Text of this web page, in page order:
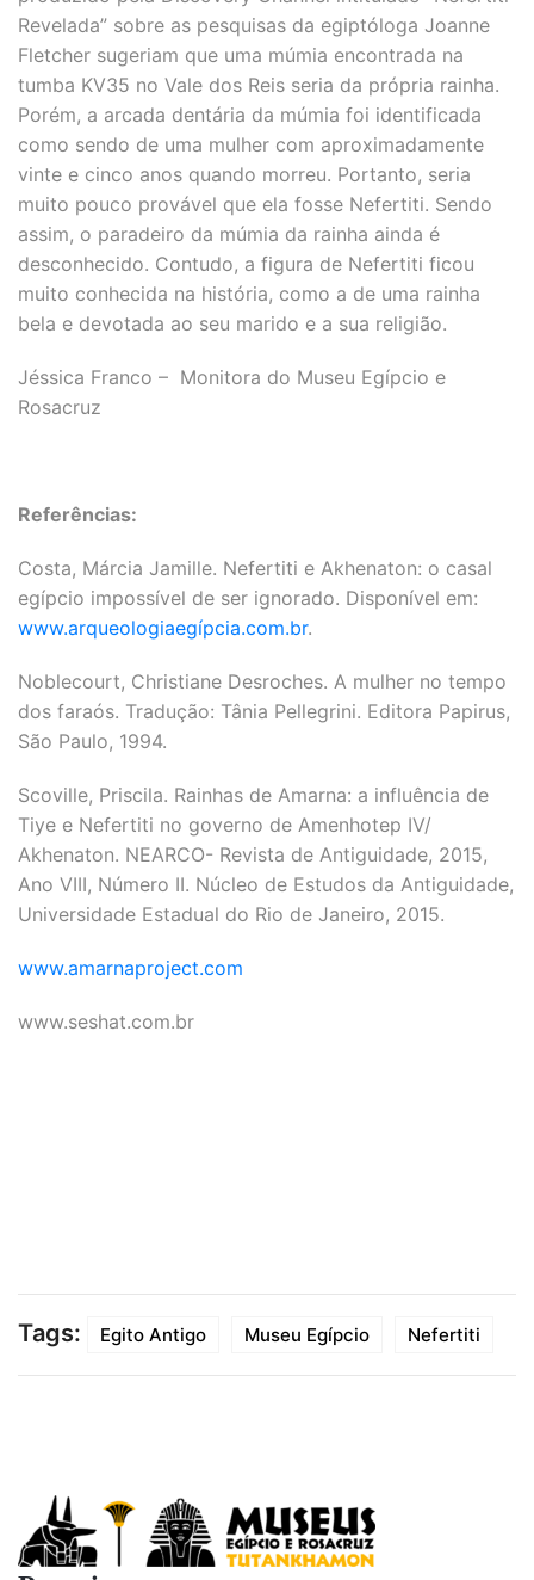
Revelada” sobre as pesquisas da egiptóloga Joanne
Fletcher sugeriam que uma múmia encontrada na
tumba KV35 no Vale dos Reis seria da própria rainha.
Porém, a arcada dentária da múmia foi identificada
como sendo de uma mulher com aproximadamente
vinte e cinco anos quando morreu. Portanto, seria
muito pouco provável que ela fosse Nefertiti. Sendo
assim, o paradeiro da múmia da rainha ainda é
desconhecido. Contudo, a figura de Nefertiti ficou
muito conhecida na história, como a de uma rainha
bela e devotada ao seu marido e a sua religião.
Jéssica Franco – Monitora do Museu Egípcio e
Rosacruz
Referências:
Costa, Márcia Jamille. Nefertiti e Akhenaton: o casal
egípcio impossível de ser ignorado. Disponível em:
www.arqueologiaegípcia.com.br.
Noblecourt, Christiane Desroches. A mulher no tempo
dos faraós. Tradução: Tânia Pellegrini. Editora Papirus,
São Paulo, 1994.
Scoville, Priscila. Rainhas de Amarna: a influência de
Tiye e Nefertiti no governo de Amenhotep IV/
Akhenaton. NEARCO- Revista de Antiguidade, 2015,
Ano VIII, Número II. Núcleo de Estudos da Antiguidade,
Universidade Estadual do Rio de Janeiro, 2015.
www.amarnaproject.com
www.seshat.com.br
Tags: Egito Antigo Museu Egípcio Nefertiti